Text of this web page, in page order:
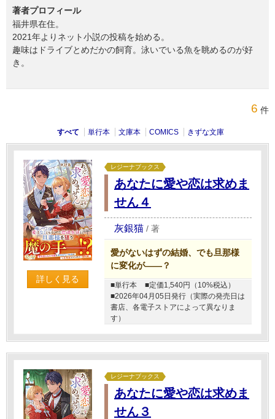
著者プロフィール
福井県在住。
2021年よりネット小説の投稿を始める。
趣味はドライブとめだかの飼育。泳いでいる魚を眺めるのが好
き。
6 件
すべて 単行本 文庫本 COMICS きずな文庫
詳しく見る
レジーナブックス
あなたに愛や恋は求めま
せん４
灰銀猫 / 著
愛がないはずの結婚、でも旦那様
に変化が――？
■単行本
■定価1,540円（10%税込）
■2026年04月05日発行（実際の発売日は
書店、各電子ストアによって異なりま
す）
レジーナブックス
あなたに愛や恋は求めま
せん３